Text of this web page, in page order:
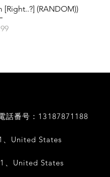
ュー
(RANDOM))
話番号：13187871188
、United States
、United States